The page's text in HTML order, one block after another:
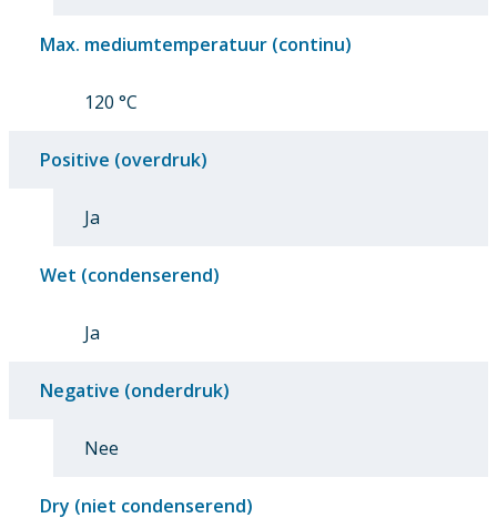
Max. mediumtemperatuur (continu)
120 °C
Positive (overdruk)
Ja
Wet (condenserend)
Ja
Negative (onderdruk)
Nee
Dry (niet condenserend)